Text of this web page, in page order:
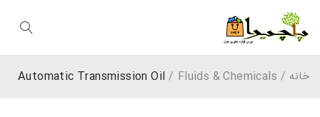
خانه /
Fluids & Chemicals
/
Automatic Transmission Oil